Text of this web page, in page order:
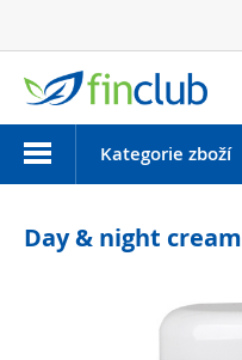
MenuKategorie zboží
Day & night cream